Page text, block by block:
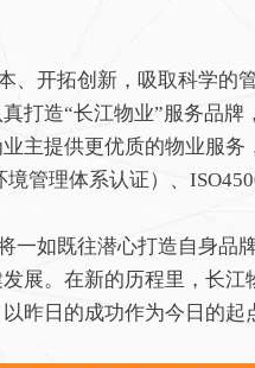
开拓创新，吸取科学的
打造“长江物业”服务品
主提供更优质的物业服
境管理体系认证）、
如既往潜心打造自身品
展。在新的历程里，长
昨日的成功作为今日的起